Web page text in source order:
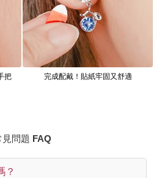
把 完成配戴！貼紙牢固又舒適
見問題 FAQ
？